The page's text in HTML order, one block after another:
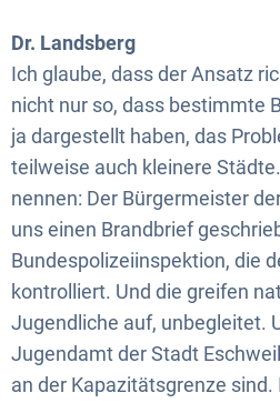
Dr. Landsberg
Ich glaube, dass der Ansatz
nicht nur so, dass bestimmte
ja dargestellt haben, das
teilweise auch kleinere
nennen: Der Bürgermeister
uns einen Brandbrief
Bundespolizeiinspektion, die
kontrolliert. Und die greifen
Jugendliche auf, unbegleitet.
Jugendamt der Stadt
an der Kapazitätsgrenze